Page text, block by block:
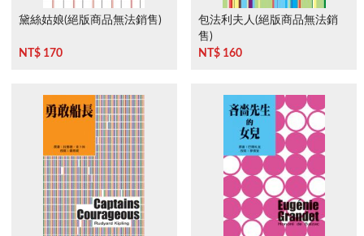
黛絲姑娘(絕版商品無法銷售)
NT$ 170
包法利夫人(絕版商品無法銷
售)
NT$ 160